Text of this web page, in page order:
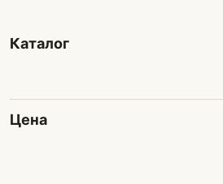
Каталог
Цена